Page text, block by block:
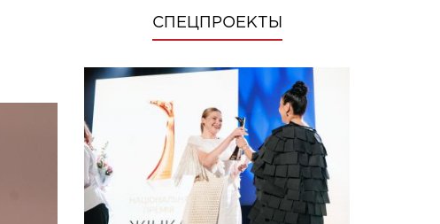
СПЕЦПРОЕКТЫ